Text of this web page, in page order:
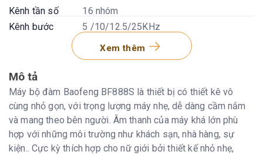
Kênh tần số
16 nhóm
Kênh bước
5 /10/12.5/25KHz
25kHz / 12.5kHz Wide/Narrow
Loại pin
Li-ion
Dung lượng
1500 mAh
Điện áp
3,7 V
Thời gian sử
dụng
10 giờ
Xem thêm
Mô tả
Máy bộ đàm Baofeng BF888S là thiết bị có thiết kê vô
cùng nhỏ gọn, với trọng lượng máy nhẹ, dễ dàng cầm nắm
và mang theo bên người. Âm thanh của máy khá lớn phù
hợp với những môi trường như khách sạn, nhà hàng, sự
kiện.. Cực kỳ thích hợp cho nữ giới bởi thiết kế nhỏ nhẹ,